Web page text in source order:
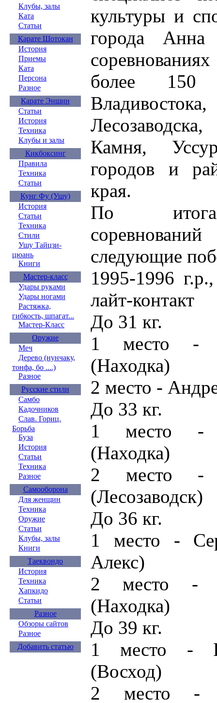
Клубы, залы
Ката
Статьи
Карате Шотокан
История
Приемы
Ката
Персона
Разное
Карате Эншин
Статьи
История
Техника
Клубы и залы
Кикбоксинг
Правила
Техника
Статьи
Кунг Фу (Ушу)
История
Статьи
Техника
Стили
Ушу Тайцзи-
цюань
Книги
Мастер-класс
Удары руками
Удары ногами
Растяжка,
гибкость, шпагат...
Мастер-Класс
Оружие
Меч
Дерево (нунчаку,
тонфа, бо ....)
Разное
Русские стили
Самбо
Кадочников
Слав. Гориц.
Борьба
Буза
История
Статьи
Техника
Разное
Самооборона
Для женщин
Техника
Оружие
Статьи
Клубы, залы
Книги
Таеквондо
История
Техника
Хапкидо
Статьи
Разное
Обзоры сайтов
Разное
Добавить статью
культуры и
города
более 150
Камня,
городов и
края.
По
следующие
1995-1996
лайт-контакт
До 31 кг.
1 место -
(Находка)
2 место -
До 33 кг.
1 место -
(Находка)
2 место -
(Лесозаводск)
До 36 кг.
1 место -
Алекс)
2 место -
(Находка)
До 39 кг.
1 место -
(Восход)
2 место -